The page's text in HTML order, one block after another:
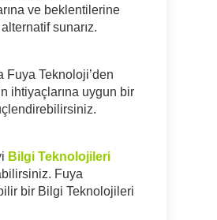
ve beklentilerine
sunarız.
Fuya Teknoloji’den
ihtiyaçlarına uygun bir
Bilgi Teknolojileri
Fuya
bir Bilgi Teknolojileri